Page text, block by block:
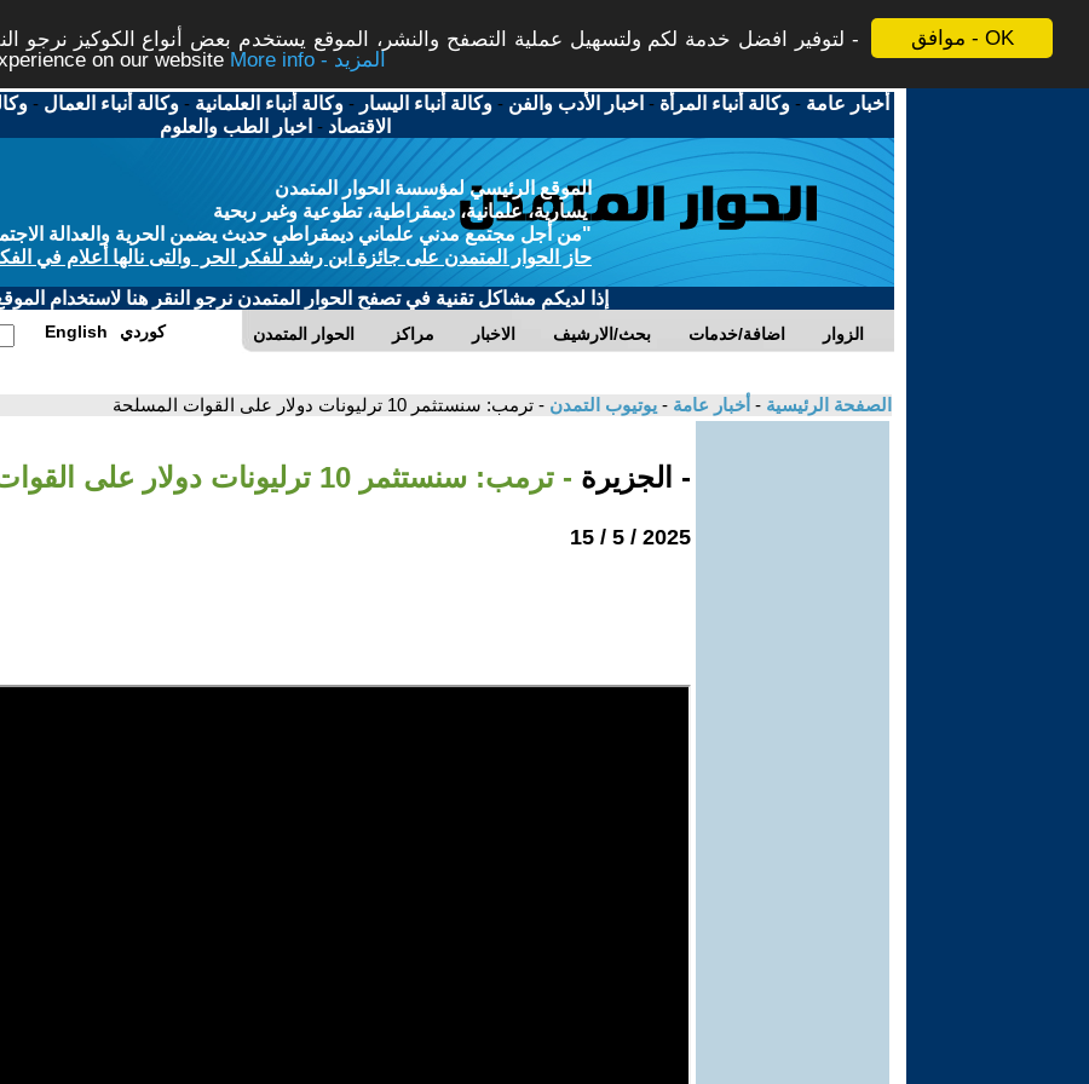
موافق - OK
لتوفير افضل خدمة لكم ولتسهيل عملية التصفح والنشر، الموقع يستخدم بعض أنواع الكوكيز نرجو
on our website
More info - المزيد
أخبار عامة -وكالة أنباء المرأة - اخبار الأدب والفن -وكالة أنباء اليسار -وكالة أنباء العلمانية -وكالة أنباء العمال -
الاقتصاد - اخبار الطب والعلوم
الموقع الرئيسي لمؤسسة الحوار المتمدن
يسارية، علمانية، ديمقراطية، تطوعية وغير ربحية
"من أجل مجتمع مدني علماني ديمقراطي حديث يضمن الحرية والعدالة
حاز الحوار المتمدن على جائزة ابن رشد للفكر الحر والتى نالها أعلام في
إذا لديكم مشاكل تقنية في تصفح الحوار المتمدن نرجو النقر هنا لاستخدام
الحوار المتمدن مراكز الاخبار بحث/الارشيف اضافة/خدمات الزوار English كوردي
الصفحة الرئيسية - أخبار عامة - يوتيوب التمدن - ترمب: سنستثمر 10 ترليونات دولار على القوات المسلحة
- الجزيرة - ترمب: سنستثمر 10 ترليونات دولار على القوات المسلحة
2025 / 5 / 15